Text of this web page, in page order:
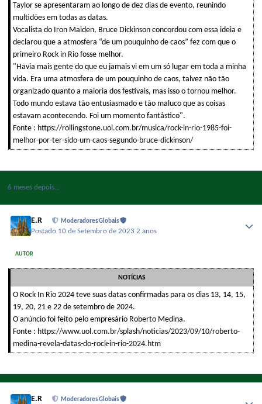
Taylor se apresentaram ao longo de dez dias de evento, reunindo
multidões em todas as datas.
Vocalista do Iron Maiden, Bruce Dickinson concordou com essa ideia e
declarou que a atmosfera “de um pouquinho de caos” fez com que o
primeiro Rock in Rio fosse melhor.
"Havia mais gente do que eu jamais vi em um só lugar em toda a minha
vida. Era uma atmosfera de um pouquinho de caos, talvez não tão
organizado quanto a maioria dos festivais, mas isso o tornou melhor.
Todo mundo estava tão entusiasmado e tão maluco que as coisas
estavam acontecendo. Foi um momento fantástico".
Fonte : https://rollingstone.uol.com.br/musica/rock-in-rio-1985-foi-
melhor-por-ter-sido-um-caos-segundo-bruce-dickinson/
6 meses depois...
E.R Moderadores Globais
Postado 10 de Setembro de 20232 anos
AUTOR
NOTÍCIAS
O Rock In Rio 2024 teve suas datas confirmadas para os dias 13, 14, 15,
19, 20, 21 e 22 de setembro de 2024.
O anúncio foi feito pelo empresário Roberto Medina.
Fonte : https://www.uol.com.br/splash/noticias/2023/09/10/roberto-
medina-revela-datas-do-rock-in-rio-2024.htm
E.R Moderadores Globais